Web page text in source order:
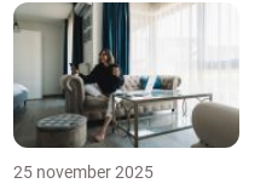
kommunikati...
25 november 2025